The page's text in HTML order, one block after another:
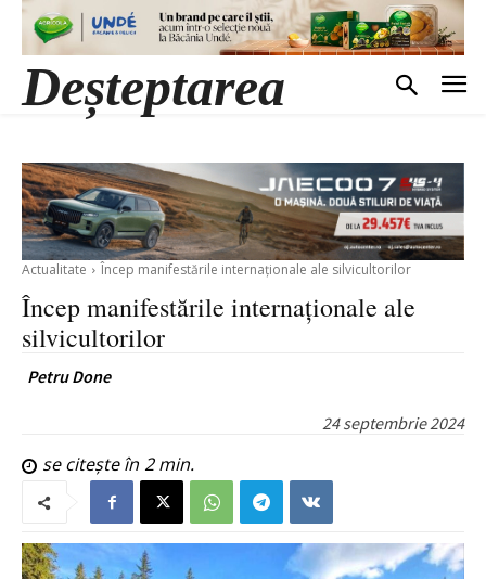
Deșteptarea
Actualitate Încep manifestările internaționale ale silvicultorilor
Încep manifestările internaționale ale
silvicultorilor
Petru Done
24 septembrie 2024
se citește în 2min.